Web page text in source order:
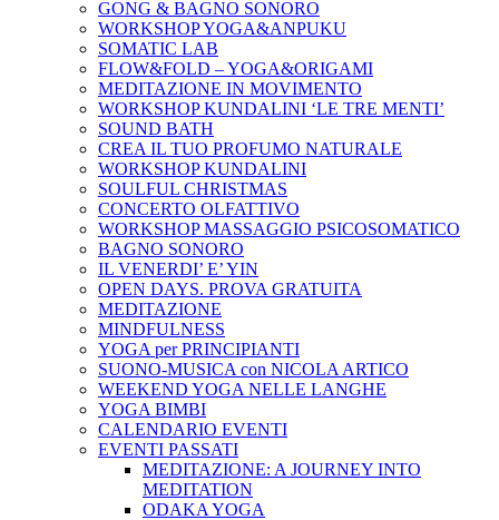
GONG & BAGNO SONORO
WORKSHOP YOGA&ANPUKU
SOMATIC LAB
FLOW&FOLD – YOGA&ORIGAMI
MEDITAZIONE IN MOVIMENTO
WORKSHOP KUNDALINI ‘LE TRE MENTI’
SOUND BATH
CREA IL TUO PROFUMO NATURALE
WORKSHOP KUNDALINI
SOULFUL CHRISTMAS
CONCERTO OLFATTIVO
WORKSHOP MASSAGGIO PSICOSOMATICO
BAGNO SONORO
IL VENERDI’ E’ YIN
OPEN DAYS. PROVA GRATUITA
MEDITAZIONE
MINDFULNESS
YOGA per PRINCIPIANTI
SUONO-MUSICA con NICOLA ARTICO
WEEKEND YOGA NELLE LANGHE
YOGA BIMBI
CALENDARIO EVENTI
EVENTI PASSATI
MEDITAZIONE: A JOURNEY INTO
MEDITATION
ODAKA YOGA